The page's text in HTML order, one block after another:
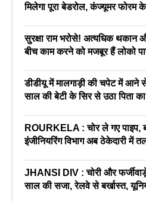
मिलेगा पूरा बेडरोल, कंज्यूमर फोरम
सुरक्षा राम भरोसे! अत्यधिक थकान
बीच काम करने को मजबूर हैं लोको
डीडीयू में मालगाड़ी की चपेट में आने
साल की बेटी के सिर से उठा पिता का
ROURKELA : चोर ले गए पाइप,
इंजीनियरिंग विभाग अब ठेकेदारी में
JHANSI DIV : चोरी और
साल की सजा, रेलवे से बर्खास्त,